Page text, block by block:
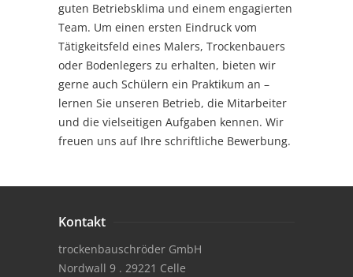
guten Betriebsklima und einem engagierten
Team. Um einen ersten Eindruck vom
Tätigkeitsfeld eines Malers, Trockenbauers
oder Bodenlegers zu erhalten, bieten wir
gerne auch Schülern ein Praktikum an –
lernen Sie unseren Betrieb, die Mitarbeiter
und die vielseitigen Aufgaben kennen. Wir
freuen uns auf Ihre schriftliche Bewerbung.
Kontakt
trockenbauschröder GmbH
Nordwall 9 . 29221 Celle